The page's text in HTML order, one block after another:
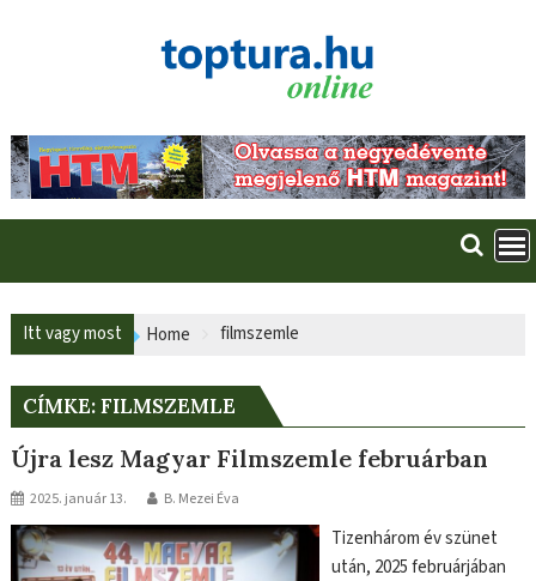
Itt vagy most Home filmszemle
CÍMKE:FILMSZEMLE
Újra lesz Magyar Filmszemle februárban
2025. január 13. B. Mezei Éva
Tizenhárom év szünet
után, 2025 februárjában